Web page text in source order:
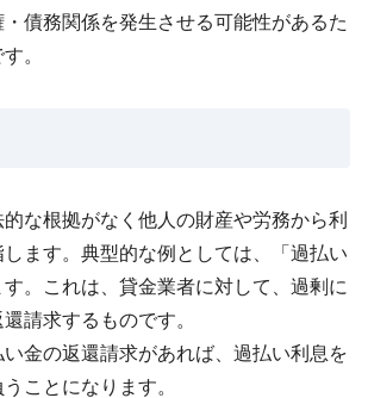
債務関係を発生させる可能性があるた
。
な根拠がなく他人の財産や労務から利
ます。典型的な例としては、「過払い
。これは、貸金業者に対して、過剰に
請求するものです。
金の返還請求があれば、過払い利息を
ことになります。